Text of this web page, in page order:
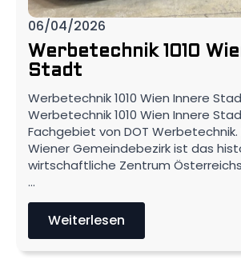
Werbetechnik 1010
Stadt
06/04/2026
Werbetechnik 1010 Wien Innere
Werbetechnik 1010 Wien Innere
Fachgebiet von DOT
Wiener Gemeindebezirk ist das
wirtschaftliche Zentrum
…
Weiterlesen